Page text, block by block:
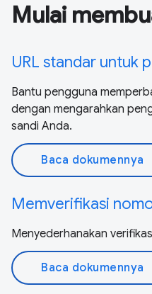
Mulai
URL standar untuk
Bantu pengguna
dengan mengarahkan
sandi Anda.
Baca dokumennya
Memverifikasi
Menyederhanakan
Baca dokumennya